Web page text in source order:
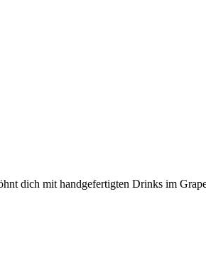
dich mit handgefertigten Drinks im